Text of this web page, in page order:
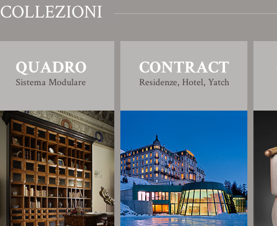
COLLEZIONI
QUADRO
Sistema Modulare
CONTRACT
Residenze, Hotel, Yatch